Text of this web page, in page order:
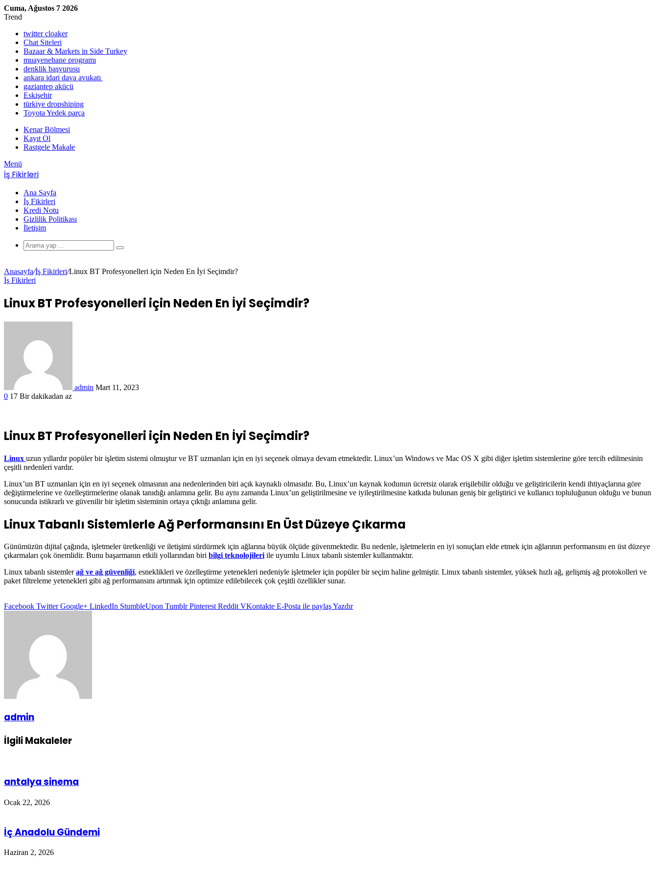
Cuma, Ağustos 7 2026
Trend
twitter cloaker
Chat Siteleri
Bazaar & Markets in Side Turkey
muayenehane programı
denklik başvurusu
ankara idari dava avukatı
gaziantep akücü
Eskişehir
türkiye dropshiping
Toyota Yedek parça
Kenar Bölmesi
Kayıt Ol
Rastgele Makale
Menü
İş Fikirleri
Ana Sayfa
İş Fikirleri
Kredi Notu
Gizlilik Politikası
İletişim
Anasayfa/İş Fikirleri/Linux BT Profesyonelleri için Neden En İyi Seçimdir?
İş Fikirleri
Linux BT Profesyonelleri için Neden En İyi Seçimdir?
admin Mart 11, 2023
0 17 Bir dakikadan az
Linux BT Profesyonelleri için Neden En İyi Seçimdir?
Linux uzun yıllardır popüler bir işletim sistemi olmuştur ve BT uzmanları için en iyi seçenek olmaya devam etmektedir. Linux’un Windows ve Mac OS X gibi diğer işletim sistemlerine göre tercih edilmesinin
çeşitli nedenleri vardır.
Linux’un BT uzmanları için en iyi seçenek olmasının ana nedenlerinden biri açık kaynaklı olmasıdır. Bu, Linux’un kaynak kodunun ücretsiz olarak erişilebilir olduğu ve geliştiricilerin kendi ihtiyaçlarına göre
değiştirmelerine ve özelleştirmelerine olanak tanıdığı anlamına gelir. Bu aynı zamanda Linux’un geliştirilmesine ve iyileştirilmesine katkıda bulunan geniş bir geliştirici ve kullanıcı topluluğunun olduğu ve bunun
sonucunda istikrarlı ve güvenilir bir işletim sisteminin ortaya çıktığı anlamına gelir.
Linux Tabanlı Sistemlerle Ağ Performansını En Üst Düzeye Çıkarma
Günümüzün dijital çağında, işletmeler üretkenliği ve iletişimi sürdürmek için ağlarına büyük ölçüde güvenmektedir. Bu nedenle, işletmelerin en iyi sonuçları elde etmek için ağlarının performansını en üst düzeye
çıkarmaları çok önemlidir. Bunu başarmanın etkili yollarından biri bilgi teknolojileriile uyumlu Linux tabanlı sistemler kullanmaktır.
Linux tabanlı sistemlerağ ve ağ güvenliği, esneklikleri ve özelleştirme yetenekleri nedeniyle işletmeler için popüler bir seçim haline gelmiştir. Linux tabanlı sistemler, yüksek hızlı ağ, gelişmiş ağ protokolleri ve
paket filtreleme yetenekleri gibi ağ performansını artırmak için optimize edilebilecek çok çeşitli özellikler sunar.
Facebook Twitter Google+ LinkedIn StumbleUpon Tumblr Pinterest Reddit VKontakte E-Posta ile paylaşYazdır
admin
İlgili Makaleler
antalya sinema
Ocak 22, 2026
İç Anadolu Gündemi
Haziran 2, 2026